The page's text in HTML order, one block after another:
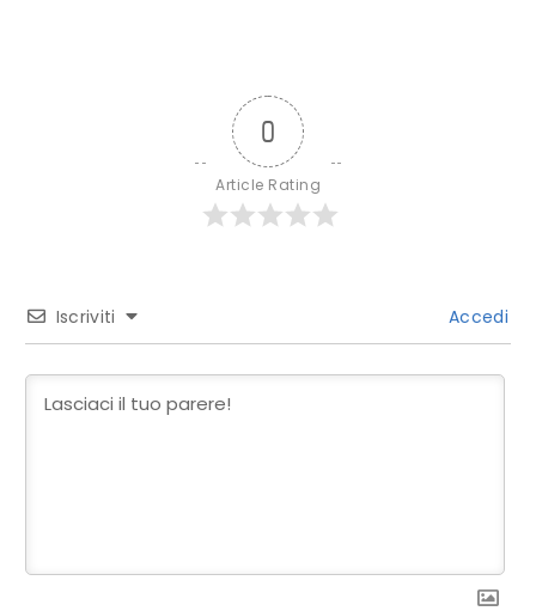
0
Article Rating
Iscriviti Accedi